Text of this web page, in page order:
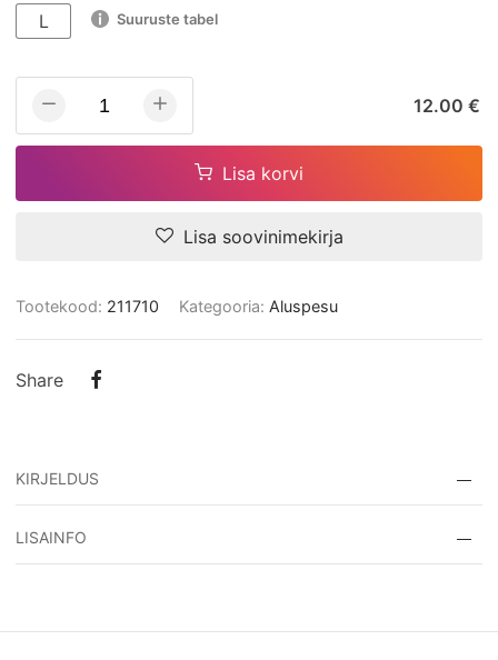
L Suuruste tabel
12.00 €
Lisa korvi
Lisa soovinimekirja
Tootekood: 211710 Kategooria: Aluspesu
Share
KIRJELDUS
Koostis: polüester 62%, viskoos 35%, lükra 03%
LISAINFO